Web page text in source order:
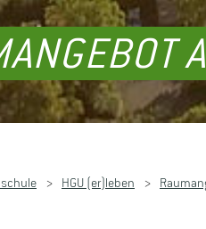
HGU (er)leben